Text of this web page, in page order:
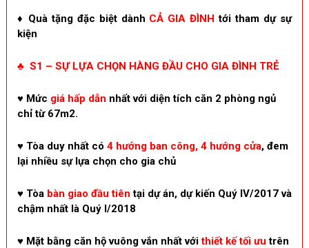
♦ Quà tặng đặc biệt dành CẢ GIA ĐÌNH tới tham dự sự
kiện
♣ S1 – SỰ LỰA CHỌN HÀNG ĐẦU CHO GIA ĐÌNH TRẺ
♥ Mức giá hấp dẫn nhất với diện tích căn 2 phòng ngủ
chỉ từ 67m2.
♥ Tòa duy nhất có 4 hướng ban công, 4 hướng cửa, đem
lại nhiều sự lựa chọn cho gia chủ
♥ Tòa bàn giao đầu tiên tại dự án, dự kiến Quý IV/2017 và
chậm nhất là Quý I/2018
♥ Mặt bằng căn hộ vuông vắn nhất vớithiết kế tối ưu trên